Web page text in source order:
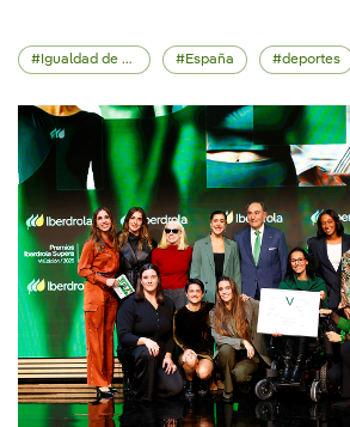
Igualdad de oportunidades España deportes